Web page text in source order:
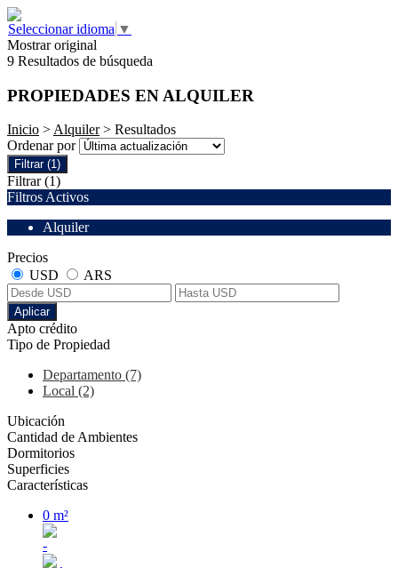
Seleccionar idioma ▼
Mostrar original
9 Resultados de búsqueda
PROPIEDADES EN ALQUILER
Inicio >Alquiler> Resultados
Ordenar por
Filtrar (1)
Filtrar (1)
Filtros Activos
Alquiler
Precios
USD
ARS
Aplicar
Apto crédito
Tipo de Propiedad
Departamento (7)
Local (2)
Ubicación
Cantidad de Ambientes
Dormitorios
Superficies
Características
0 m²
-